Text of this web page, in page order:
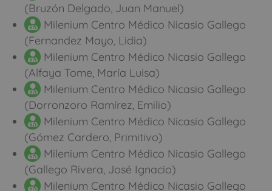
(Bruzón Delgado, Juan Manuel)
Milenium Centro Médico Nicasio Gallego
(Fernandez Mayo, Lidia)
Milenium Centro Médico Nicasio Gallego
(Alfaya Tome, María Luisa)
Milenium Centro Médico Nicasio Gallego
(Dorronzoro Ramírez, Emilio)
Milenium Centro Médico Nicasio Gallego
(Gómez Cardero, Primitivo)
Milenium Centro Médico Nicasio Gallego
(Gallego Rivera, José Ignacio)
Milenium Centro Médico Nicasio Gallego